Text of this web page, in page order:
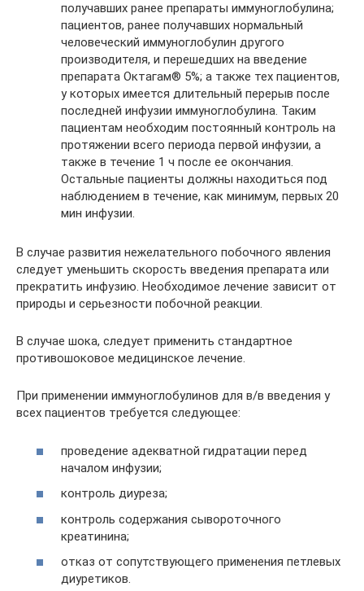
получавших ранее препараты иммуноглобулина;
пациентов, ранее получавших нормальный
человеческий иммуноглобулин другого
производителя, и перешедших на введение
препарата Октагам® 5%; а также тех пациентов,
у которых имеется длительный перерыв после
последней инфузии иммуноглобулина. Таким
пациентам необходим постоянный контроль на
протяжении всего периода первой инфузии, а
также в течение 1 ч после ее окончания.
Остальные пациенты должны находиться под
наблюдением в течение, как минимум, первых 20
мин инфузии.
В случае развития нежелательного побочного явления
следует уменьшить скорость введения препарата или
прекратить инфузию. Необходимое лечение зависит от
природы и серьезности побочной реакции.
В случае шока, следует применить стандартное
противошоковое медицинское лечение.
При применении иммуноглобулинов для в/в введения у
всех пациентов требуется следующее:
проведение адекватной гидратации перед
началом инфузии;
контроль диуреза;
контроль содержания сывороточного
креатинина;
отказ от сопутствующего применения петлевых
диуретиков.